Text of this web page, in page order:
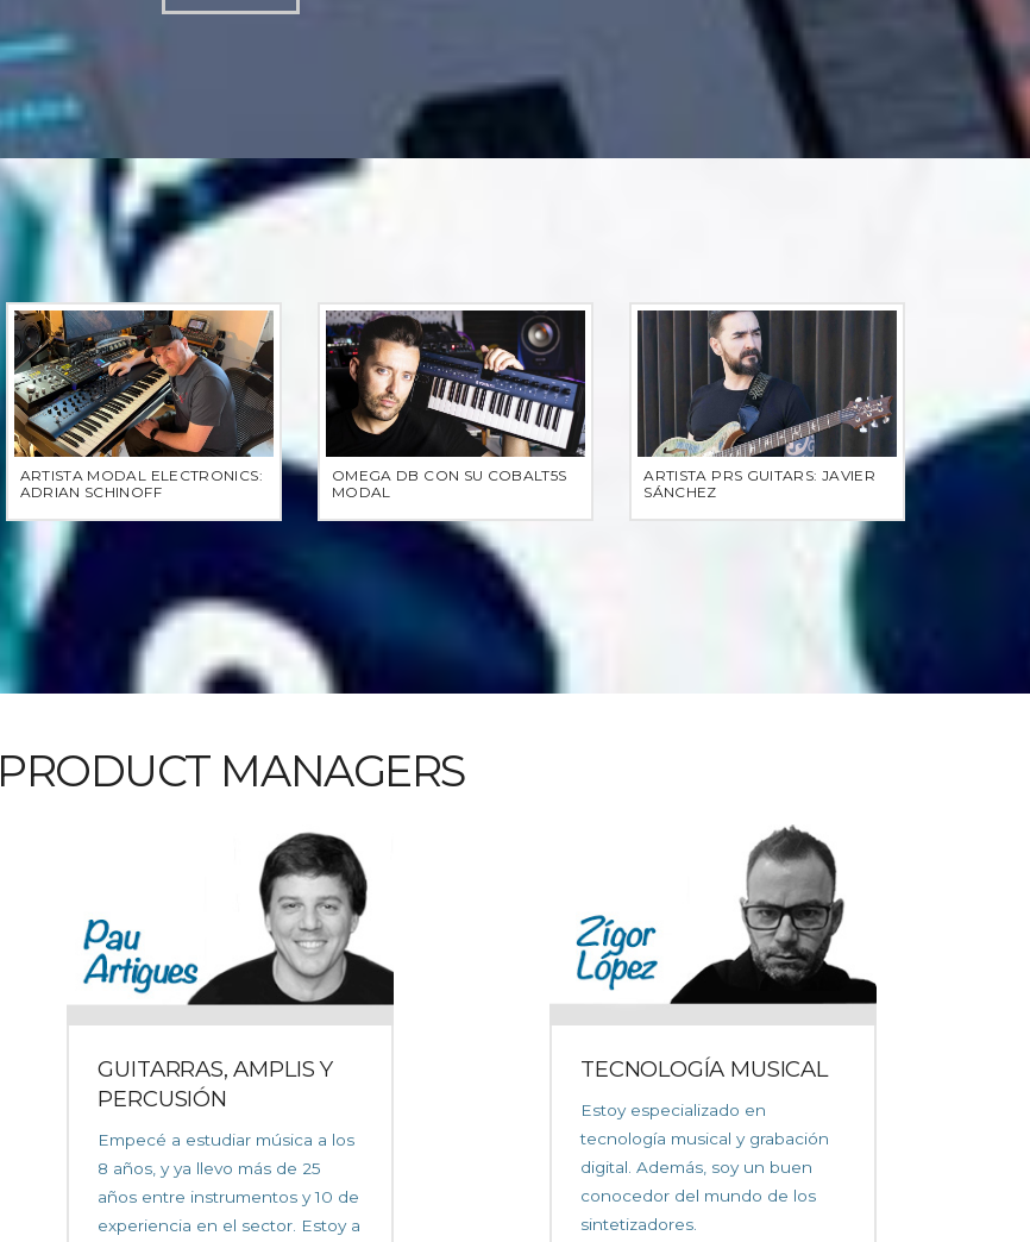
ARTISTA MODAL ELECTRONICS:
ADRIAN SCHINOFF
OMEGA DB CON SU COBALT5S
MODAL
ARTISTA PRS GUITARS: JAVIER
SÁNCHEZ
PRODUCT MANAGERS
GUITARRAS, AMPLIS Y
PERCUSIÓN
Empecé a estudiar música a los
8 años, y ya llevo más de 25
años entre instrumentos y 10 de
experiencia en el sector. Estoy a
TECNOLOGÍA MUSICAL
Estoy especializado en
tecnología musical y grabación
digital. Además, soy un buen
conocedor del mundo de los
sintetizadores.